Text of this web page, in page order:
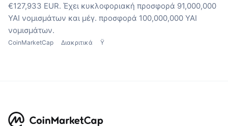
€127,933 EUR. Έχει κυκλοφοριακή προσφορά 91,000,000
YAI νομισμάτων και μέγ. προσφορά 100,000,000 YAI
νομισμάτων.
CoinMarketCap Διακριτικά Ÿ